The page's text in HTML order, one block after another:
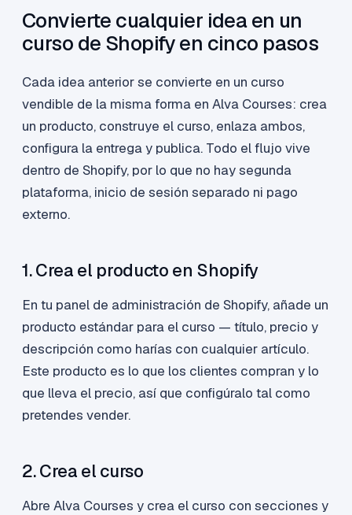
Convierte cualquier idea en un
curso de Shopify en cinco pasos
Cada idea anterior se convierte en un curso
vendible de la misma forma en Alva Courses: crea
un producto, construye el curso, enlaza ambos,
configura la entrega y publica. Todo el flujo vive
dentro de Shopify, por lo que no hay segunda
plataforma, inicio de sesión separado ni pago
externo.
1. Crea el producto en Shopify
En tu panel de administración de Shopify, añade un
producto estándar para el curso — título, precio y
descripción como harías con cualquier artículo.
Este producto es lo que los clientes compran y lo
que lleva el precio, así que configúralo tal como
pretendes vender.
2. Crea el curso
Abre Alva Courses y crea el curso con secciones y